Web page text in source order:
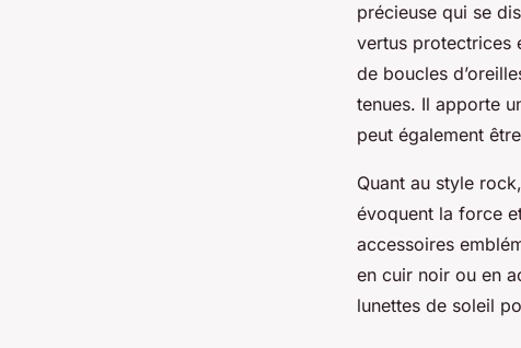
précieuse qui se
vertus protectrices
de boucles
tenues. Il apporte
peut également
Quant au style
évoquent la force
accessoires
en cuir noir ou en
lunettes de soleil